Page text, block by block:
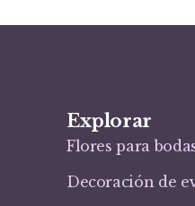
Explorar
Flores para
Decoración de